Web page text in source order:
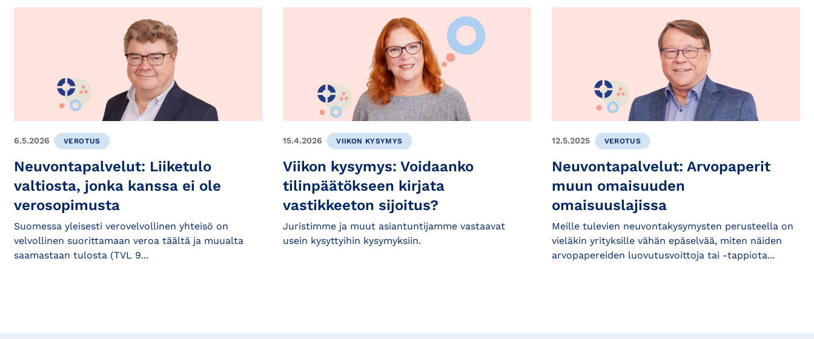
6.5.2026 VEROTUS
Neuvontapalvelut: Liiketulo
valtiosta, jonka kanssa ei ole
verosopimusta
Suomessa yleisesti verovelvollinen yhteisö on
velvollinen suorittamaan veroa täältä ja muualta
saamastaan tulosta (TVL 9...
15.4.2026 VIIKON KYSYMYS
Viikon kysymys: Voidaanko
tilinpäätökseen kirjata
vastikkeeton sijoitus?
Juristimme ja muut asiantuntijamme vastaavat
usein kysyttyihin kysymyksiin.
12.5.2025 VEROTUS
Neuvontapalvelut: Arvopaperit
muun omaisuuden
omaisuuslajissa
Meille tulevien neuvontakysymysten perusteella on
vieläkin yrityksille vähän epäselvää, miten näiden
arvopapereiden luovutusvoittoja tai -tappiota...